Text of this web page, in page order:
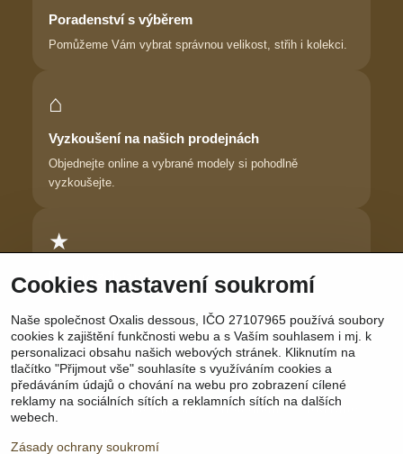
Poradenství s výběrem
Pomůžeme Vám vybrat správnou velikost, střih i kolekci.
⌂
Vyzkoušení na našich prodejnách
Objednejte online a vybrané modely si pohodlně
vyzkoušejte.
★
Důvěra zákaznic
cítí krásně.
Sledujte nás: Facebook | Instagram | YouTube
Cookies nastavení soukromí
Naše společnost Oxalis dessous, IČO 27107965 používá soubory
cookies k zajištění funkčnosti webu a s Vaším souhlasem i mj. k
personalizaci obsahu našich webových stránek. Kliknutím na
tlačítko "Přijmout vše" souhlasíte s využíváním cookies a
předáváním údajů o chování na webu pro zobrazení cílené
reklamy na sociálních sítích a reklamních sítích na dalších
webech.
Zásady ochrany soukromí